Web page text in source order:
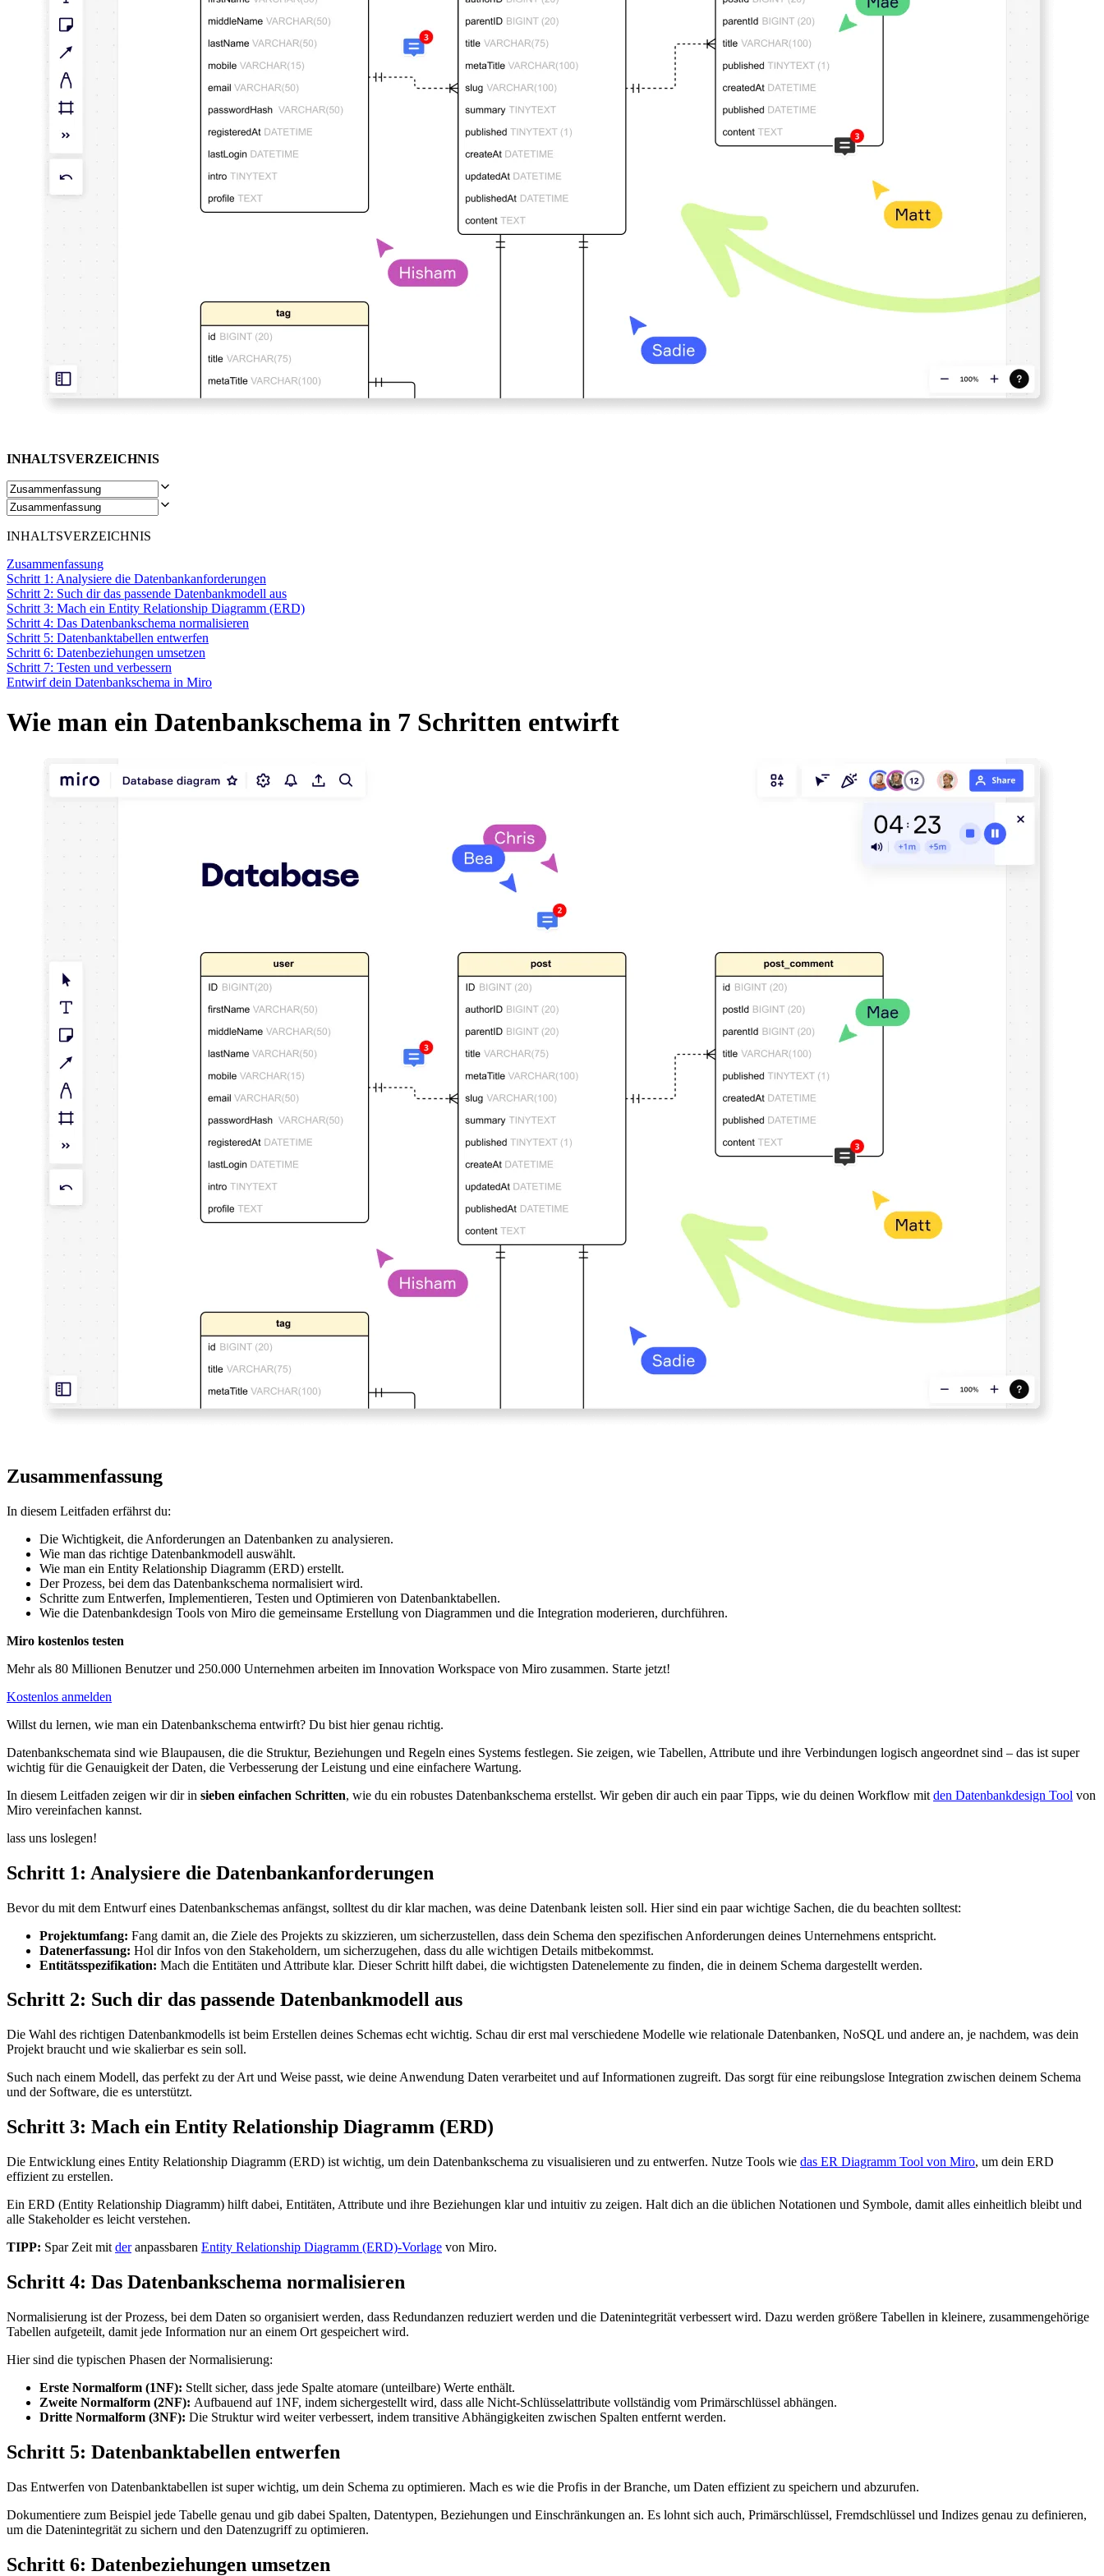
Talktrack
Tabellen
Dokumente
Einsatzbereiche
Unsere Empfehlungen
Im Miroverse umschauen
Allgemein
Brainstorming
Prozessabbildung
Technisches Design & Dokumentation
Prototypen & Wireframes
Abbildung der Customer Journey
Auswertung von Research
Miro Design Workshops
Miro Planning & Delivery
Organisationsdesign
Lösungen
Startups
Digitales
Professionelle Dienstleistungen
Fertigung
Einzelhandel
Finanzdienstleistungen
Nach Team
Produktmanagement
Design & UX
Softwareentwicklung
Produktleitung & Product Ops
Operativer Bereich
Marketing
IT
Nach strategischer Initiative
KI-Transformation
Cloud & Softwaretransformation
Erfolgsgeschichten
Academy
Webinare
Reforge Learning
Partner & Dienstleistungen
Miro Professional Services
Lösungspartner
Preise
INHALTSVERZEICHNIS
INHALTSVERZEICHNIS
Zusammenfassung
Schritt 1: Analysiere die Datenbankanforderungen
Schritt 2: Such dir das passende Datenbankmodell aus
Schritt 3: Mach ein Entity Relationship Diagramm (ERD)
Schritt 4: Das Datenbankschema normalisieren
Schritt 5: Datenbanktabellen entwerfen
Schritt 6: Datenbeziehungen umsetzen
Schritt 7: Testen und verbessern
Entwirf dein Datenbankschema in Miro
Wie man ein Datenbankschema in 7 Schritten entwirft
Zusammenfassung
In diesem Leitfaden erfährst du:
Die Wichtigkeit, die Anforderungen an Datenbanken zu analysieren.
Wie man das richtige Datenbankmodell auswählt.
Wie man ein Entity Relationship Diagramm (ERD) erstellt.
Der Prozess, bei dem das Datenbankschema normalisiert wird.
Schritte zum Entwerfen, Implementieren, Testen und Optimieren von Datenbanktabellen.
Wie die Datenbankdesign Tools von Miro die gemeinsame Erstellung von Diagrammen und die Integration moderieren, durchführen.
Miro kostenlos testen
Mehr als 80 Millionen Benutzer und 250.000 Unternehmen arbeiten im Innovation Workspace von Miro zusammen. Starte jetzt!
Kostenlos anmelden
Willst du lernen, wie man ein Datenbankschema entwirft? Du bist hier genau richtig.
Datenbankschemata sind wie Blaupausen, die die Struktur, Beziehungen und Regeln eines Systems festlegen. Sie zeigen, wie Tabellen, Attribute und ihre Verbindungen logisch angeordnet sind – das ist super
wichtig für die Genauigkeit der Daten, die Verbesserung der Leistung und eine einfachere Wartung.
In diesem Leitfaden zeigen wir dir in sieben einfachen Schritten, wie du ein robustes Datenbankschema erstellst. Wir geben dir auch ein paar Tipps, wie du deinen Workflow mit den Datenbankdesign Tool von
Miro vereinfachen kannst.
lass uns loslegen!
Schritt 1: Analysiere die Datenbankanforderungen
Bevor du mit dem Entwurf eines Datenbankschemas anfängst, solltest du dir klar machen, was deine Datenbank leisten soll. Hier sind ein paar wichtige Sachen, die du beachten solltest:
Projektumfang: Fang damit an, die Ziele des Projekts zu skizzieren, um sicherzustellen, dass dein Schema den spezifischen Anforderungen deines Unternehmens entspricht.
Datenerfassung: Hol dir Infos von den Stakeholdern, um sicherzugehen, dass du alle wichtigen Details mitbekommst.
Entitätsspezifikation: Mach die Entitäten und Attribute klar. Dieser Schritt hilft dabei, die wichtigsten Datenelemente zu finden, die in deinem Schema dargestellt werden.
Schritt 2: Such dir das passende Datenbankmodell aus
Die Wahl des richtigen Datenbankmodells ist beim Erstellen deines Schemas echt wichtig. Schau dir erst mal verschiedene Modelle wie relationale Datenbanken, NoSQL und andere an, je nachdem, was dein
Projekt braucht und wie skalierbar es sein soll.
Such nach einem Modell, das perfekt zu der Art und Weise passt, wie deine Anwendung Daten verarbeitet und auf Informationen zugreift. Das sorgt für eine reibungslose Integration zwischen deinem Schema
und der Software, die es unterstützt.
Schritt 3: Mach ein Entity Relationship Diagramm (ERD)
Die Entwicklung eines Entity Relationship Diagramm (ERD) ist wichtig, um dein Datenbankschema zu visualisieren und zu entwerfen. Nutze Tools wie das ER Diagramm Tool von Miro, um dein ERD
effizient zu erstellen.
Ein ERD (Entity Relationship Diagramm) hilft dabei, Entitäten, Attribute und ihre Beziehungen klar und intuitiv zu zeigen. Halt dich an die üblichen Notationen und Symbole, damit alles einheitlich bleibt und
alle Stakeholder es leicht verstehen.
TIPP: Spar Zeit mit deranpassbaren Entity Relationship Diagramm (ERD)-Vorlage von Miro.
Schritt 4: Das Datenbankschema normalisieren
Normalisierung ist der Prozess, bei dem Daten so organisiert werden, dass Redundanzen reduziert werden und die Datenintegrität verbessert wird. Dazu werden größere Tabellen in kleinere, zusammengehörige
Tabellen aufgeteilt, damit jede Information nur an einem Ort gespeichert wird.
Hier sind die typischen Phasen der Normalisierung:
Erste Normalform (1NF): Stellt sicher, dass jede Spalte atomare (unteilbare) Werte enthält.
Zweite Normalform (2NF): Aufbauend auf 1NF, indem sichergestellt wird, dass alle Nicht-Schlüsselattribute vollständig vom Primärschlüssel abhängen.
Dritte Normalform (3NF): Die Struktur wird weiter verbessert, indem transitive Abhängigkeiten zwischen Spalten entfernt werden.
Schritt 5: Datenbanktabellen entwerfen
Das Entwerfen von Datenbanktabellen ist super wichtig, um dein Schema zu optimieren. Mach es wie die Profis in der Branche, um Daten effizient zu speichern und abzurufen.
Dokumentiere zum Beispiel jede Tabelle genau und gib dabei Spalten, Datentypen, Beziehungen und Einschränkungen an. Es lohnt sich auch, Primärschlüssel, Fremdschlüssel und Indizes genau zu definieren,
um die Datenintegrität zu sichern und den Datenzugriff zu optimieren.
Schritt 6: Datenbeziehungen umsetzen